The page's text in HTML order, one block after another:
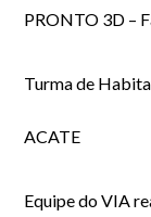
PRONTO 3D –
Turma de
ACATE
Equipe do VIA